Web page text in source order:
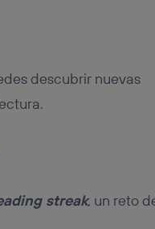
descubrir nuevas
streak, un reto